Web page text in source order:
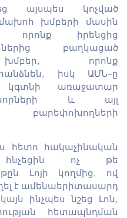
այսպես կոչված
խմբերի մասին
որոնք իրենցից
բաղկացած
որոնք
իսկ ԱՄՆ-ը
կգտնի առաջատար
և այլ
բարեփոխողների
հետո հակաչինական
հնչեցին ոչ թե
Լոյի կողմից, ով
է ամենաերիտասարդ
ինչպես նշեց Լոն,
հետապնդման